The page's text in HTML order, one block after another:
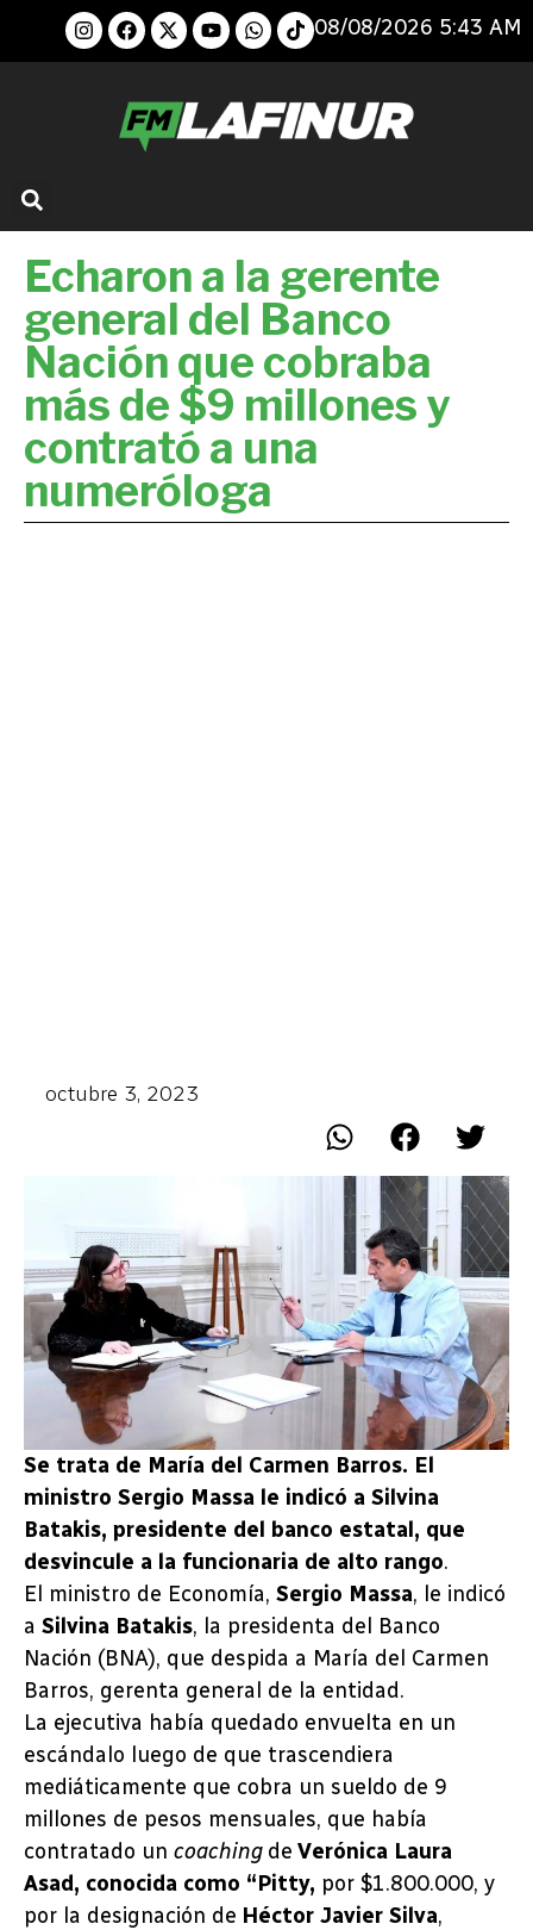
08/08/2026 5:43 AM
Echaron a la gerente
general del Banco
Nación que cobraba
más de $9 millones y
contrató a una
numeróloga
octubre 3, 2023
Se trata de María del Carmen Barros. El
ministro Sergio Massa le indicó a Silvina
Batakis, presidente del banco estatal, que
desvincule a la funcionaria de alto rango.
El ministro de Economía, Sergio Massa, le indicó
a Silvina Batakis, la presidenta del Banco
Nación (BNA), que despida a María del Carmen
Barros, gerenta general de la entidad.
La ejecutiva había quedado envuelta en un
escándalo luego de que trascendiera
mediáticamente que cobra un sueldo de 9
millones de pesos mensuales, que había
contratado un coaching de Verónica Laura
Asad, conocida como “Pitty, por $1.800.000, y
por la designación de Héctor Javier Silva,